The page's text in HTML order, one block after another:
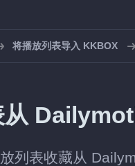
将播放列表导入 KKBOX
列表收藏从